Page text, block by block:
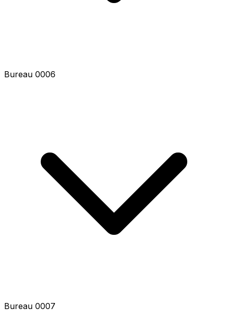
Bureau 7
Bureau 0008